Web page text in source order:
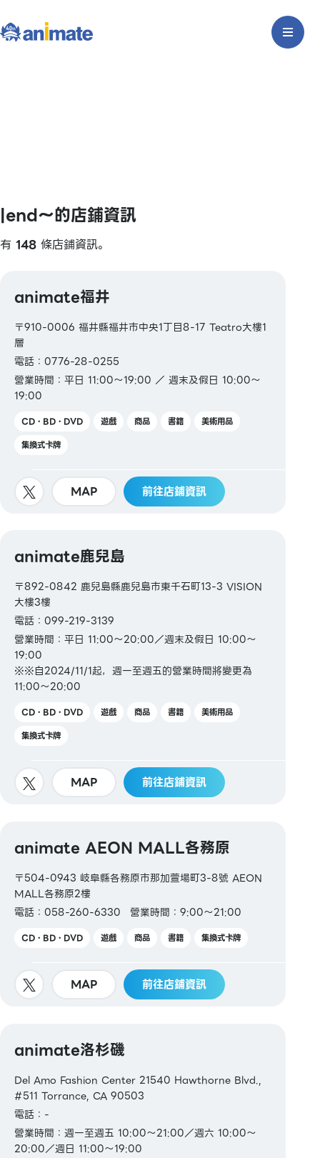
|end〜的店鋪資訊
有 148 條店鋪資訊。
animate福井
〒910-0006 福井縣福井市中央1丁目8-17 Teatro大樓1
層
電話：0776-28-0255
營業時間：平日 11:00～19:00 ／ 週末及假日 10:00～
19:00
CD・BD・DVD 遊戲 商品 書籍
美術用品
集換式卡牌
MAP 前往店鋪資訊
animate鹿兒島
〒892-0842 鹿兒島縣鹿兒島市東千石町13-3 VISION
大樓3樓
電話：099-219-3139
營業時間：平日 11:00～20:00／週末及假日 10:00～
19:00
※※自2024/11/1起，週一至週五的營業時間將變更為
11:00～20:00
CD・BD・DVD 遊戲 商品 書籍
美術用品
集換式卡牌
MAP 前往店鋪資訊
animate AEON MALL各務原
〒504-0943 岐阜縣各務原市那加萱場町3-8號 AEON
MALL各務原2樓
電話：058-260-6330
營業時間：9:00～21:00
CD・BD・DVD 遊戲 商品 書籍 集換式卡牌
MAP 前往店鋪資訊
animate洛杉磯
Del Amo Fashion Center 21540 Hawthorne Blvd.,
#511 Torrance, CA 90503
電話：-
營業時間：週一至週五 10:00～21:00／週六 10:00～
20:00／週日 11:00～19:00